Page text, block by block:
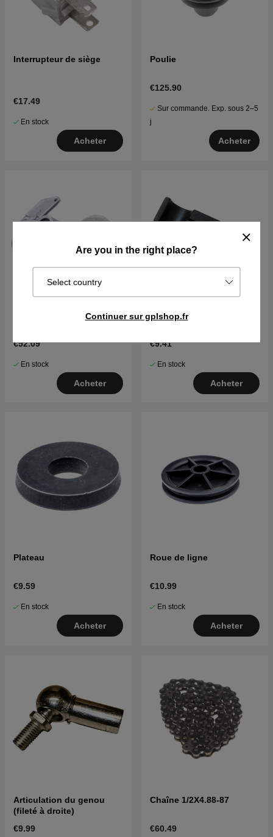
Are you in the right place?
Select country
Continuer sur gplshop.fr
Interrupteur de siège
€17.49
En stock
Acheter
Poulie
€125.90
Sur commande. Exp. sous 2–5
j
Acheter
Tendeur de courroie
€52.09
En stock
Acheter
Bloc de roulement
€9.41
En stock
Acheter
Plateau
€9.59
En stock
Acheter
Roue de ligne
€10.99
En stock
Acheter
Articulation du genou
(fileté à droite)
€9.99
Chaîne 1/2X4.88-87
€60.49